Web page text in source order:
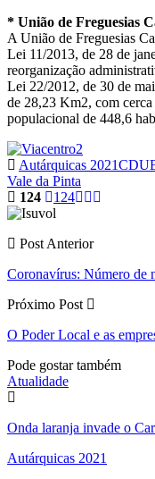
* União de Freguesias
A União de Freguesias
Lei 11/2013, de 28 de
reorganização
Lei 22/2012, de 30 de
de 28,23 Km2, com
populacional de 448,6
Autárquicas 2021CDU
Vale da Pinta
124
124
Post Anterior
Coronavírus: Número de
Próximo Post
O Poder Local e as
Pode gostar também
Atualidade
Onda laranja invade o
Autárquicas 2021